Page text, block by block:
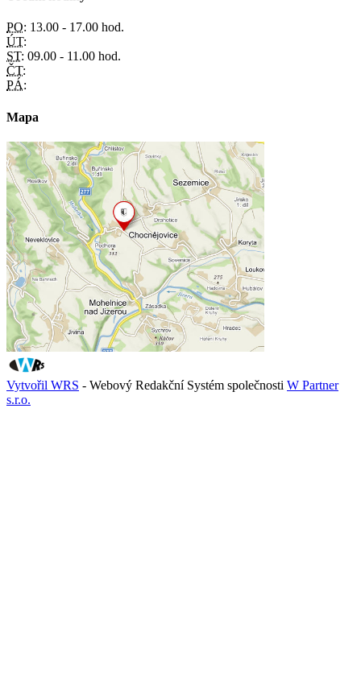
PO: 13.00 - 17.00 hod.
ÚT:
ST: 09.00 - 11.00 hod.
ČT:
PÁ:
Mapa
Vytvořil WRS - Webový Redakční Systém společnosti W Partner
s.r.o.